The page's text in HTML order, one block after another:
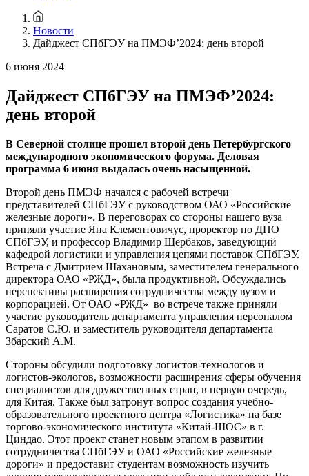
Новости
Дайджест СПбГЭУ на ПМЭФ’2024: день второй
6 июня 2024
Дайджест СПбГЭУ на ПМЭФ’2024:
день второй
В Северной столице прошел второй день Петербургского
международного экономического форума. Деловая
программа 6 июня выдалась очень насыщенной.
Второй день ПМЭФ начался с рабочей встречи
представителей СПбГЭУ с руководством ОАО «Российские
железные дороги». В переговорах со стороны нашего вуза
приняли участие Яна Клементовичус, проректор по ДПО
СПбГЭУ, и профессор Владимир Щербаков, заведующий
кафедрой логистики и управления цепями поставок СПбГЭУ.
Встреча с Дмитрием Шахановым, заместителем генерального
директора ОАО «РЖД», была продуктивной. Обсуждались
перспективы расширения сотрудничества между вузом и
корпорацией. От ОАО «РЖД» во встрече также приняли
участие руководитель департамента управления персоналом
Саратов С.Ю. и заместитель руководителя департамента
Збарский А.М.
Стороны обсудили подготовку логистов-технологов и
логистов-экологов, возможности расширения сферы обучения
специалистов для дружественных стран, в первую очередь,
для Китая. Также был затронут вопрос создания учебно-
образовательного проектного центра «Логистика» на базе
торгово-экономического института «Китай-ШОС» в г.
Циндао. Этот проект станет новым этапом в развитии
сотрудничества СПбГЭУ и ОАО «Российские железные
дороги» и предоставит студентам возможность изучить